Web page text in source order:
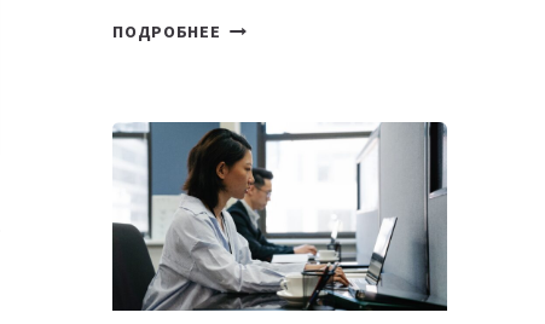
ПОДРОБНЕЕ
НОВЫЕ
ПРЕДМЕТЫ
ПО
ИСКУССТВЕННОМУ
ИНТЕЛЛЕКТУ